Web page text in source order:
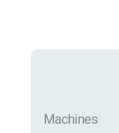
Machines